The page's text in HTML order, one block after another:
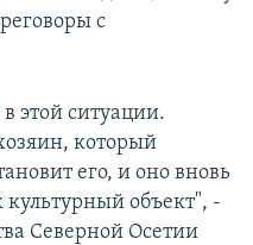
с
этой ситуации.
который
его, и оно вновь
культурный объект", -
Северной Осетии